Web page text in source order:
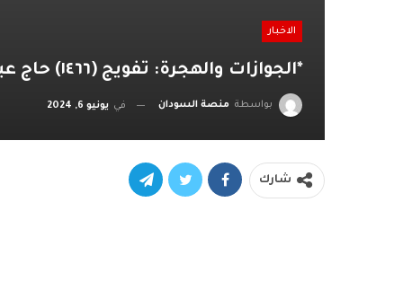
الاخبار
*الجوازات والهجرة: تفويج (١٤٦٦) حاج عبر (١٢) رحلة طيران*
بواسطة منصة السودان في يونيو 6, 2024
شارك